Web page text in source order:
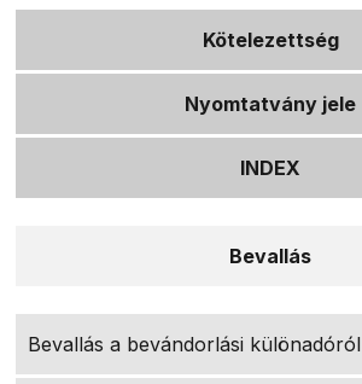
Kötelezettség
Nyomtatvány jele
INDEX
Bevallás
Bevallás a bevándorlási különadóról